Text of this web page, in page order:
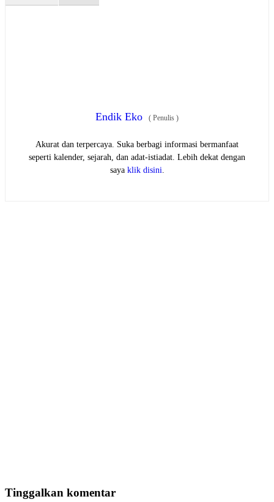
Endik Eko ( Penulis )
Akurat dan terpercaya. Suka berbagi informasi bermanfaat
seperti kalender, sejarah, dan adat-istiadat. Lebih dekat dengan
saya klik disini
Tinggalkan komentar